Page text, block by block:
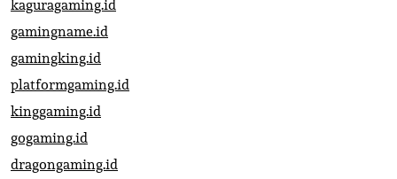
kaguragaming.id
gamingname.id
gamingking.id
platformgaming.id
kinggaming.id
gogaming.id
dragongaming.id